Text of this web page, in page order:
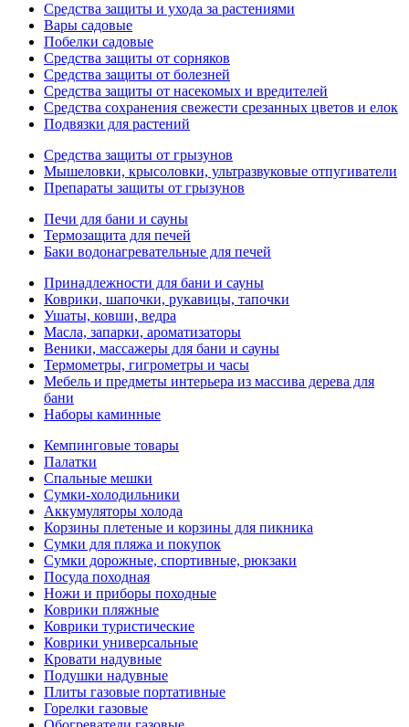
Средства защиты и ухода за растениями
Вары садовые
Побелки садовые
Средства защиты от сорняков
Средства защиты от болезней
Средства защиты от насекомых и вредителей
Средства сохранения свежести срезанных цветов и елок
Подвязки для растений
Средства защиты от грызунов
Мышеловки, крысоловки, ультразвуковые отпугиватели
Препараты защиты от грызунов
Печи для бани и сауны
Термозащита для печей
Баки водонагревательные для печей
Принадлежности для бани и сауны
Коврики, шапочки, рукавицы, тапочки
Ушаты, ковши, ведра
Масла, запарки, ароматизаторы
Веники, массажеры для бани и сауны
Термометры, гигрометры и часы
Мебель и предметы интерьера из массива дерева для
бани
Наборы каминные
Кемпинговые товары
Палатки
Спальные мешки
Сумки-холодильники
Аккумуляторы холода
Корзины плетеные и корзины для пикника
Сумки для пляжа и покупок
Сумки дорожные, спортивные, рюкзаки
Посуда походная
Ножи и приборы походные
Коврики пляжные
Коврики туристические
Коврики универсальные
Кровати надувные
Подушки надувные
Плиты газовые портативные
Горелки газовые